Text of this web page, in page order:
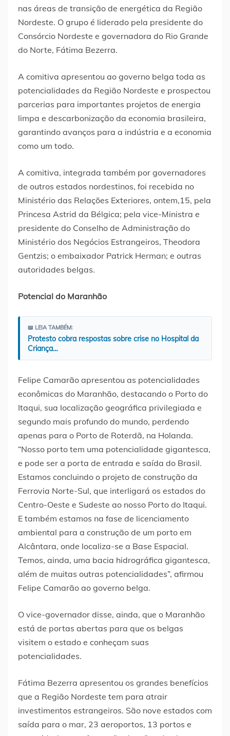
nas áreas de transição de energética da Região
Nordeste. O grupo é liderado pela presidente do
Consórcio Nordeste e governadora do Rio Grande
do Norte, Fátima Bezerra.
A comitiva apresentou ao governo belga toda as
potencialidades da Região Nordeste e prospectou
parcerias para importantes projetos de energia
limpa e descarbonização da economia brasileira,
garantindo avanços para a indústria e a economia
como um todo.
A comitiva, integrada também por governadores
de outros estados nordestinos, foi recebida no
Ministério das Relações Exteriores, ontem,15, pela
Princesa Astrid da Bélgica; pela vice-Ministra e
presidente do Conselho de Administração do
Ministério dos Negócios Estrangeiros, Theodora
Gentzis; o embaixador Patrick Herman; e outras
autoridades belgas.
Potencial do Maranhão
📖 LEIA TAMBÉM:
Protesto cobra respostas sobre crise no Hospital da
Criança…
Felipe Camarão apresentou as potencialidades
econômicas do Maranhão, destacando o Porto do
Itaqui, sua localização geográfica privilegiada e
segundo mais profundo do mundo, perdendo
apenas para o Porto de Roterdã, na Holanda.
“Nosso porto tem uma potencialidade gigantesca,
e pode ser a porta de entrada e saída do Brasil.
Estamos concluindo o projeto de construção da
Ferrovia Norte-Sul, que interligará os estados do
Centro-Oeste e Sudeste ao nosso Porto do Itaqui.
E também estamos na fase de licenciamento
ambiental para a construção de um porto em
Alcântara, onde localiza-se a Base Espacial.
Temos, ainda, uma bacia hidrográfica gigantesca,
além de muitas outras potencialidades”, afirmou
Felipe Camarão ao governo belga.
O vice-governador disse, ainda, que o Maranhão
está de portas abertas para que os belgas
visitem o estado e conheçam suas
potencialidades.
Fátima Bezerra apresentou os grandes benefícios
que a Região Nordeste tem para atrair
investimentos estrangeiros. São nove estados com
saída para o mar, 23 aeroportos, 13 portos e